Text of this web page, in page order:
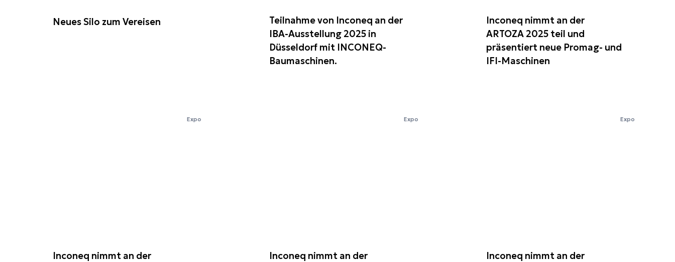
Neues Silo zum Vereisen
Teilnahme von Inconeq an der
IBA-Ausstellung 2025 in
Düsseldorf mit INCONEQ-
Baumaschinen.
Inconeq nimmt an der
ARTOZA 2025 teil und
präsentiert neue Promag- und
IFI-Maschinen
Expo
Inconeq nimmt an der
Expo
Inconeq nimmt an der
Expo
Inconeq nimmt an der